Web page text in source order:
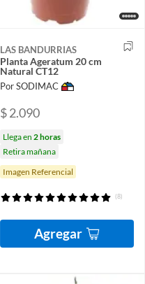
LAS BANDURRIAS
Planta Ageratum 20 cm
Natural CT12
Por SODIMAC
$ 2.090
Llega en 2 horas
Retira mañana
Imagen Referencial
(8)
Agregar